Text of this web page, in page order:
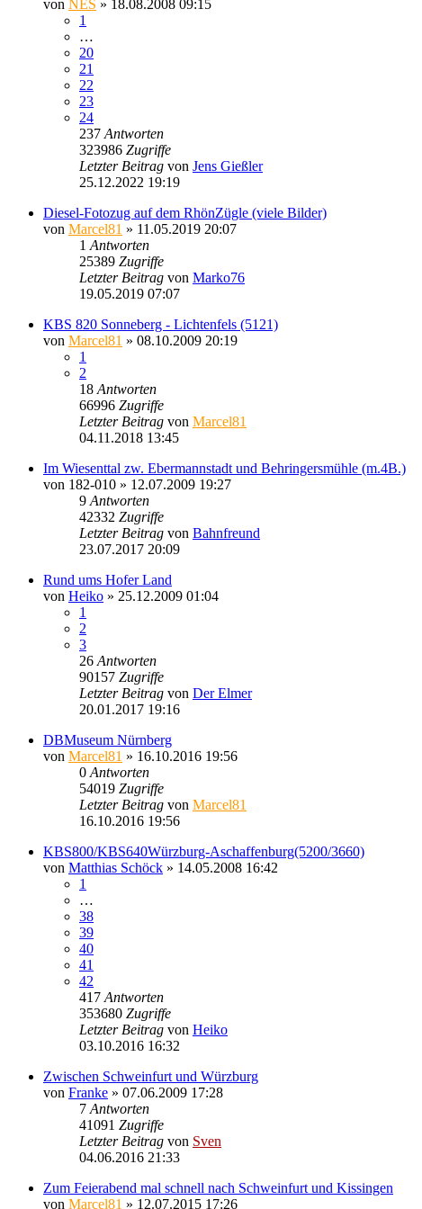
von NES » 18.08.2008 09:15
1
…
20
21
22
23
24
237 Antworten
323986 Zugriffe
Letzter Beitrag von Jens Gießler
25.12.2022 19:19
Diesel-Fotozug auf dem RhönZügle (viele Bilder)
von Marcel81 » 11.05.2019 20:07
1 Antworten
25389 Zugriffe
Letzter Beitrag von Marko76
19.05.2019 07:07
KBS 820 Sonneberg - Lichtenfels (5121)
von Marcel81 » 08.10.2009 20:19
1
2
18 Antworten
66996 Zugriffe
Letzter Beitrag von Marcel81
04.11.2018 13:45
Im Wiesenttal zw. Ebermannstadt und Behringersmühle (m.4B.)
von 182-010 » 12.07.2009 19:27
9 Antworten
42332 Zugriffe
Letzter Beitrag von Bahnfreund
23.07.2017 20:09
Rund ums Hofer Land
von Heiko » 25.12.2009 01:04
1
2
3
26 Antworten
90157 Zugriffe
Letzter Beitrag von Der Elmer
20.01.2017 19:16
DBMuseum Nürnberg
von Marcel81 » 16.10.2016 19:56
0 Antworten
54019 Zugriffe
Letzter Beitrag von Marcel81
16.10.2016 19:56
KBS800/KBS640Würzburg-Aschaffenburg(5200/3660)
von Matthias Schöck » 14.05.2008 16:42
1
…
38
39
40
41
42
417 Antworten
353680 Zugriffe
Letzter Beitrag von Heiko
03.10.2016 16:32
Zwischen Schweinfurt und Würzburg
von Franke » 07.06.2009 17:28
7 Antworten
41091 Zugriffe
Letzter Beitrag von Sven
04.06.2016 21:33
Zum Feierabend mal schnell nach Schweinfurt und Kissingen
von Marcel81 » 12.07.2015 17:26